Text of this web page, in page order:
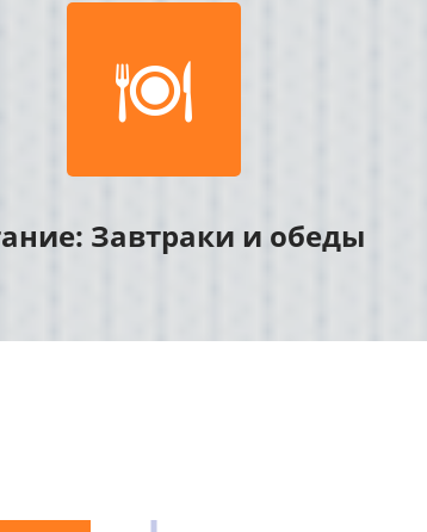

Завтраки и обеды